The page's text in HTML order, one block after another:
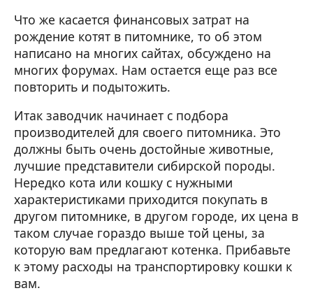
Что же касается финансовых затрат на
рождение котят в питомнике, то об этом
написано на многих сайтах, обсуждено на
многих форумах. Нам остается еще раз все
повторить и подытожить.
Итак заводчик начинает с подбора
производителей для своего питомника. Это
должны быть очень достойные животные,
лучшие представители сибирской породы.
Нередко кота или кошку с нужными
характеристиками приходится покупать в
другом питомнике, в другом городе, их цена в
таком случае гораздо выше той цены, за
которую вам предлагают котенка. Прибавьте
к этому расходы на транспортировку кошки к
вам.